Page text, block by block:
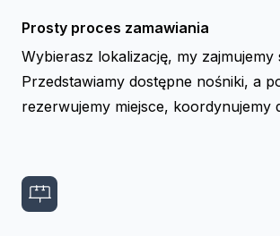
Prosty proces zamawiania
Wybierasz lokalizację, my zajmujemy
Przedstawiamy dostępne nośniki, a
rezerwujemy miejsce, koordynujemy